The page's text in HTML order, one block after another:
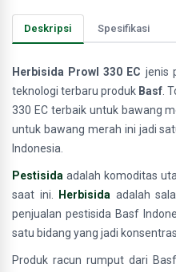
Deskripsi Spesifikasi
Herbisida Prowl 330 EC jenis
teknologi terbaru produk Basf .
330 EC terbaik untuk bawang
untuk bawang merah ini jadi
Indonesia.
Pestisida adalah komoditas
saat ini.
Herbisida adalah
penjualan pestisida Basf
satu bidang yang jadi
Produk racun rumput dari